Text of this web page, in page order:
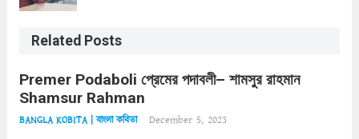
Related Posts
Premer Podaboli প্রেমের পদাবলী– শামসুর রাহমান
Shamsur Rahman
BANGLA KOBITA | বাংলা কবিতা December 5, 2023